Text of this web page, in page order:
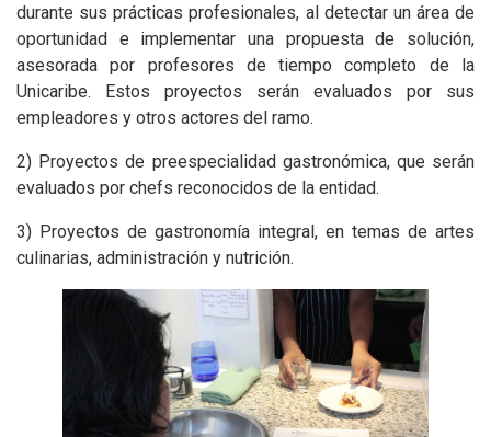
durante sus prácticas profesionales, al detectar un área de
oportunidad e implementar una propuesta de solución,
asesorada por profesores de tiempo completo de la
Unicaribe. Estos proyectos serán evaluados por sus
empleadores y otros actores del ramo.
2) Proyectos de preespecialidad gastronómica, que serán
evaluados por chefs reconocidos de la entidad.
3) Proyectos de gastronomía integral, en temas de artes
culinarias, administración y nutrición.